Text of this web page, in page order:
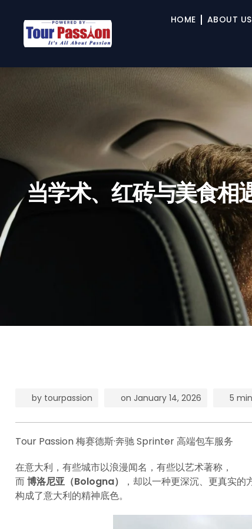
HOME ABOUT US
当学术、红砖与美食
by tourpassion on January 14, 2026 5
Tour Passion 梅赛德斯·奔驰 Sprinter 高端包车服务
在意大利，有些城市以浪漫闻名，有些以艺术著称，
而 博洛尼亚（Bologna）
，却以一种更深沉、更真实的
构成了意大利的精神底色。